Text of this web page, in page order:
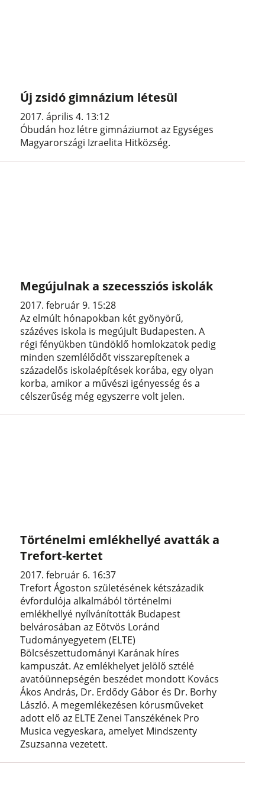
Új zsidó gimnázium létesül
2017. április 4. 13:12
Óbudán hoz létre gimnáziumot az Egységes
Magyarországi Izraelita Hitközség.
Megújulnak a szecessziós iskolák
2017. február 9. 15:28
Az elmúlt hónapokban két gyönyörű,
százéves iskola is megújult Budapesten. A
régi fényükben tündöklő homlokzatok pedig
minden szemlélődőt visszarepítenek a
századelős iskolaépítések korába, egy olyan
korba, amikor a művészi igényesség és a
célszerűség még egyszerre volt jelen.
Történelmi emlékhellyé avatták a
Trefort-kertet
2017. február 6. 16:37
Trefort Ágoston születésének kétszázadik
évfordulója alkalmából történelmi
emlékhellyé nyílvánították Budapest
belvárosában az Eötvös Loránd
Tudományegyetem (ELTE)
Bölcsészettudományi Karának híres
kampuszát. Az emlékhelyet jelölő sztélé
avatóünnepségén beszédet mondott Kovács
Ákos András, Dr. Erdődy Gábor és Dr. Borhy
László. A megemlékezésen kórusműveket
adott elő az ELTE Zenei Tanszékének Pro
Musica vegyeskara, amelyet Mindszenty
Zsuzsanna vezetett.